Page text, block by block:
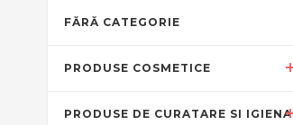
FĂRĂ CATEGORIE
PRODUSE COSMETICE
PRODUSE DE CURATARE SI IGIENA